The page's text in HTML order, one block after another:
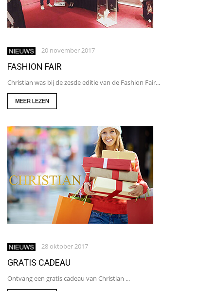
20 november 2017
FASHION FAIR
Christian was bij de zesde editie van de Fashion Fair...
28 oktober 2017
GRATIS CADEAU
Ontvang een gratis cadeau van Christian ...